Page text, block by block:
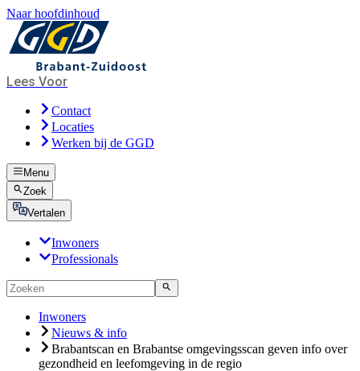
Naar hoofdinhoud
Lees Voor
Contact
Locaties
Werken bij de GGD
Menu
Zoek
Vertalen
Inwoners
Professionals
Inwoners
Nieuws & info
Brabantscan en Brabantse omgevingsscan geven info over
gezondheid en leefomgeving in de regio